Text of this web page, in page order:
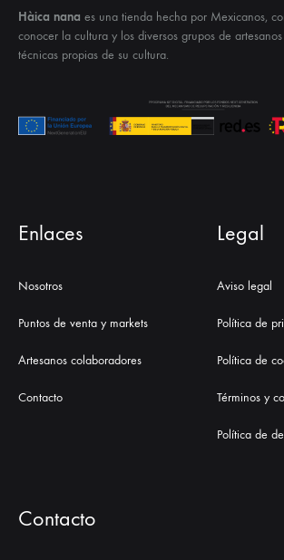
Hàica nana es una tienda hecha por Mexicanos,
conocer la cultura y los diversos grupos de
técnicas propias de su cultura.
Enlaces
Nosotros
Puntos de venta y markets
Artesanos colaboradores
Contacto
Legal
Aviso legal
Política de
Política de
Términos y
Política de
Contacto